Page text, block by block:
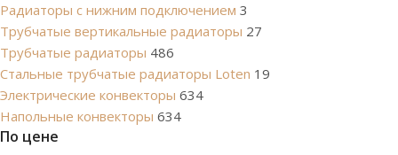
Радиаторы с нижним подключением 3
Трубчатые вертикальные радиаторы 27
Трубчатые радиаторы 486
Cтальные трубчатые радиаторы Loten 19
Электрические конвекторы 634
Напольные конвекторы 634
По цене